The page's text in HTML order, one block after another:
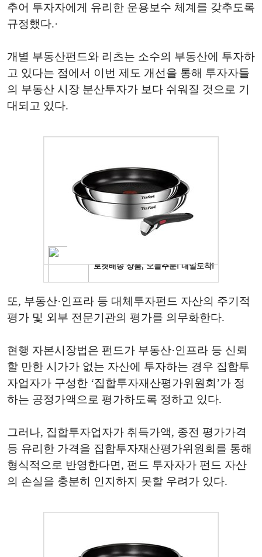
추어 투자자에게 유리한 운용보수 체계를 갖추도록
규정했다.·
개별 부동산펀드와 리츠는 소수의 부동산에 투자하
고 있다는 점에서 이번 제도 개선을 통해 투자자들
의 부동산 시장 분산투자가 보다 쉬워질 것으로 기
대되고 있다.
또, 부동산·인프라 등 대체투자펀드 자산의 주기적
평가 및 외부 전문기관의 평가를 의무화한다.
현행 자본시장법은 펀드가 부동산·인프라 등 신뢰
할 만한 시가가 없는 자산에 투자하는 경우 집합투
자업자가 구성한 ‘집합투자재산평가위원회’가 정
하는 공정가액으로 평가하도록 정하고 있다.
그러나, 집합투자업자가 취득가액, 종전 평가가격
등 유리한 가격을 집합투자재산평가위원회를 통해
형식적으로 반영한다면, 펀드 투자자가 펀드 자산
의 손실을 충분히 인지하지 못할 우려가 있다.